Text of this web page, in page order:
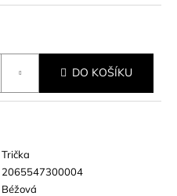
DO KOŠÍKU
Trička
2065547300004
Béžová